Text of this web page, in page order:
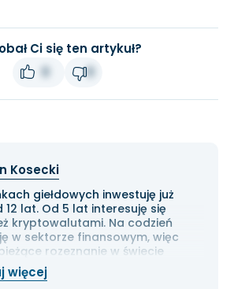
Ci się ten artykuł?
Kosecki
giełdowych inwestuję już
12 lat. Od 5 lat interesuję się
kryptowalutami. Na codzień
w sektorze finansowym, więc
rozeznanie w świecie
i ekonomii. Cenię przede
solidną analizę
więcej